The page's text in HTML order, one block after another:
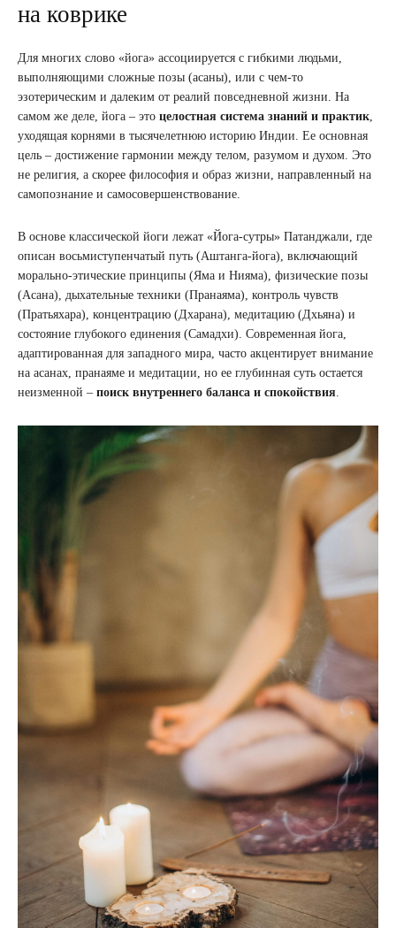
на коврике
Для многих слово «йога» ассоциируется с гибкими людьми,
выполняющими сложные позы (асаны), или с чем-то
эзотерическим и далеким от реалий повседневной жизни. На
самом же деле, йога – это целостная система знаний и практик,
уходящая корнями в тысячелетнюю историю Индии. Ее основная
цель – достижение гармонии между телом, разумом и духом. Это
не религия, а скорее философия и образ жизни, направленный на
самопознание и самосовершенствование.
В основе классической йоги лежат «Йога-сутры» Патанджали, где
описан восьмиступенчатый путь (Аштанга-йога), включающий
морально-этические принципы (Яма и Нияма), физические позы
(Асана), дыхательные техники (Пранаяма), контроль чувств
(Пратьяхара), концентрацию (Дхарана), медитацию (Дхьяна) и
состояние глубокого единения (Самадхи). Современная йога,
адаптированная для западного мира, часто акцентирует внимание
на асанах, пранаяме и медитации, но ее глубинная суть остается
неизменной – поиск внутреннего баланса и спокойствия.